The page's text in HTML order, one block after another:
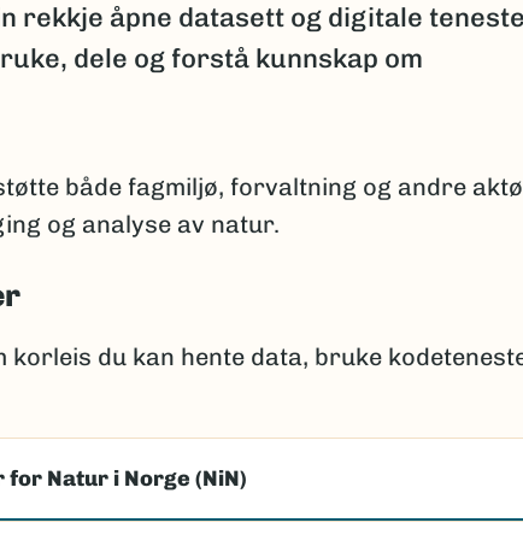
rekkje åpne datasett og digitale
dele og forstå kunnskap om
både fagmiljø, forvaltning og andre
og analyse av natur.
korleis du kan hente data, bruke
Natur i Norge (NiN)